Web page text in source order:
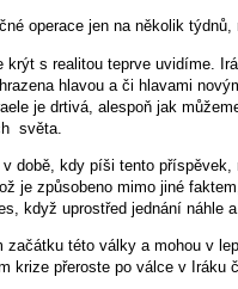
operace jen na několik
krýt s realitou teprve uvidíme.
hlavou a či hlavami
je drtivá, alespoň jak
světa.
době, kdy píši tento
je způsobeno mimo jiné
když uprostřed jednání náhle
začátku této války a mohou v
krize přeroste po válce v Iráku